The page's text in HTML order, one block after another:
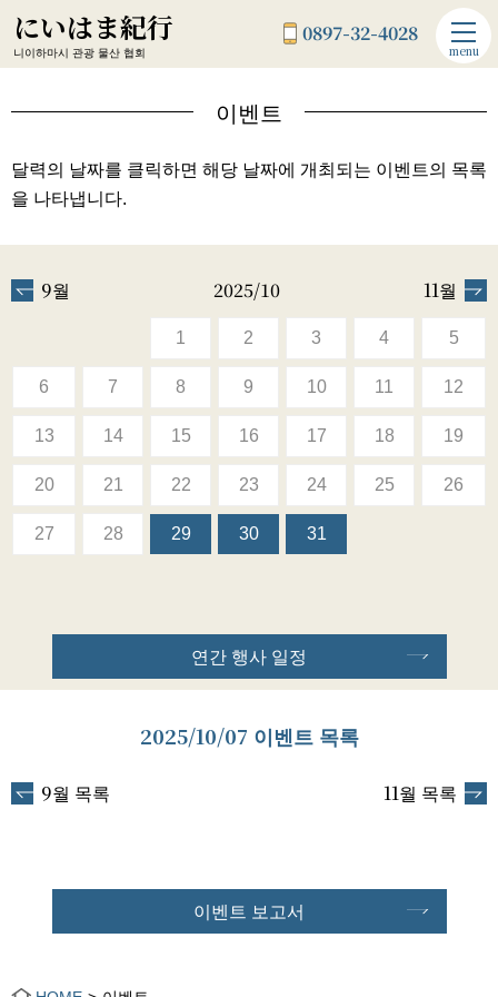
にいはま紀行
니이하마시 관광 물산 협회
0897-32-4028
menu
이벤트
달력의 날짜를 클릭하면 해당 날짜에 개최되는 이벤트의 목록
을 나타냅니다.
9월 2025/10 11월
1 2 3 4 5
6 7 8 9 10 11 12
13 14 15 16 17 18 19
20 21 22 23 24 25 26
27 28 29 30 31
연간 행사 일정
2025/10/07 이벤트 목록
9월 목록 11월 목록
이벤트 보고서